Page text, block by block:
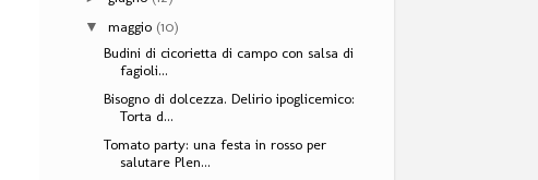
▼maggio (10)
Budini di cicorietta di campo con salsa di
fagioli...
Bisogno di dolcezza. Delirio ipoglicemico:
Torta d...
Tomato party: una festa in rosso per
salutare Plen...